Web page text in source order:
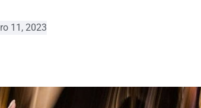
11, 2023